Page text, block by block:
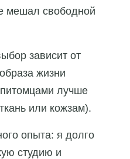
мешал свободной
зависит от
жизни
лучше
или кожзам).
опыта: я долго
студию и